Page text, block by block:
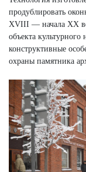
продублировать
XVIII — начала XX
объекта
конструктивные
охраны памятника